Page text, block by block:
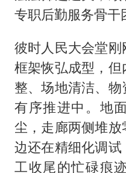
专职后勤服务骨干
彼时人民大会堂
框架恢弘成型，
整、场地清洁、
有序推进中。地
尘，走廊两侧堆
边还在精细化调
工收尾的忙碌痕